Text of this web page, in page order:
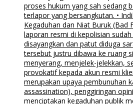
proses hukum yang sah sedang
terlapor yang bersangkutan. •
Kegaduhan dan Niat Buruk (Bad
laporan resmi di kepolisian
disayangkan dan patut diduga
tersebut justru dibawa ke ruang
menyerang, menjelek-jelekkan,
provokatif kepada akun resmi
merupakan upaya pembunuhan
assassination), penggiringan
menciptakan kegaduhan publik